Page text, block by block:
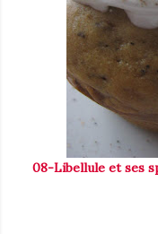
08-Libellule et ses